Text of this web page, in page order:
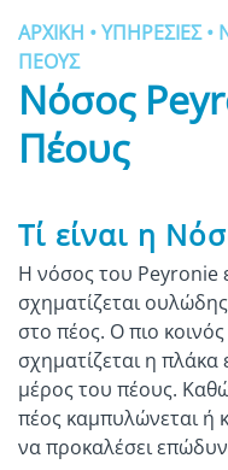
ΑΡΧΙΚΗ •ΥΠΗΡΕΣΙΕΣ•
ΠΕΟΥΣ
Νόσος
Πέους
Τί είναι η
Η νόσος του Peyronie
σχηματίζεται
στο πέος. Ο πιο
σχηματίζεται η
μέρος του πέους.
πέος καμπυλώνεται ή
να προκαλέσει